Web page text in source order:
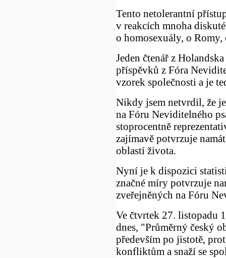
Tento netolerantní
v reakcích mnoha
o homosexuály, o Romy,
Jeden čtenář z
příspěvků z Fóra
vzorek společnosti a je
Nikdy jsem netvrdil, že
na Fóru Neviditelného
stoprocentně
zajímavě potvrzuje
oblastí života.
Nyní je k dispozici
značné míry potvrzuje
zveřejněných na Fóru
Ve čtvrtek 27. listopadu
dnes, "Průměrný český
především po jistotě,
konfliktům a snaží se